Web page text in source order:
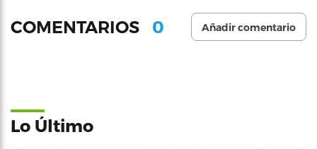
COMENTARIOS 0 Añadir comentario
Lo Último